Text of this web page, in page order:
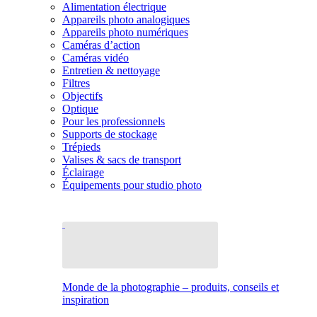
Alimentation électrique
Appareils photo analogiques
Appareils photo numériques
Caméras d’action
Caméras vidéo
Entretien & nettoyage
Filtres
Objectifs
Optique
Pour les professionnels
Supports de stockage
Trépieds
Valises & sacs de transport
Éclairage
Équipements pour studio photo
Monde de la photographie – produits, conseils et
inspiration